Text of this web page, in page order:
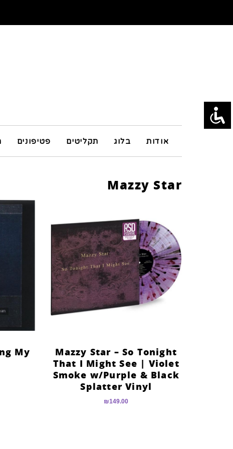
אודות בלוג תקליטים פטיפונים
Mazzy Star
Mazzy Star – So Tonight
That I Might See | Violet
Smoke w/Purple & Black
Splatter Vinyl
₪149.00
My